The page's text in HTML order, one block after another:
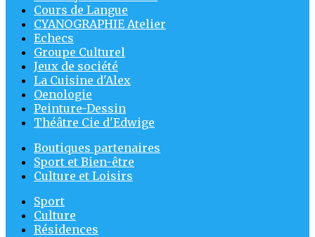
Cours de Langue
CYANOGRAPHIE Atelier
Echecs
Groupe Culturel
Jeux de société
La Cuisine d'Alex
Oenologie
Peinture-Dessin
Théâtre Cie d'Edwige
Boutiques partenaires
Sport et Bien-être
Culture et Loisirs
Sport
Culture
Résidences